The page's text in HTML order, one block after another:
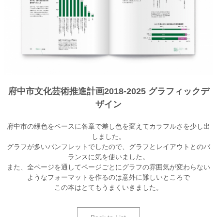
府中市文化芸術推進計画2018-2025 グラフィックデ
ザイン
府中市の緑色をベースに各章で差し色を変えてカラフルさを少し出
しました。
グラフが多いパンフレットでしたので、グラフとレイアウトとのバ
ランスに気を使いました。
また、全ページを通してページごとにグラフの雰囲気が変わらない
ようなフォーマットを作るのは意外に難しいところで
この本はとてもうまくいきました。